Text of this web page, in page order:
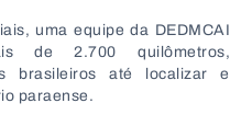
uma equipe da DEDMCAI
de 2.700 quilômetros,
brasileiros até localizar e
paraense.